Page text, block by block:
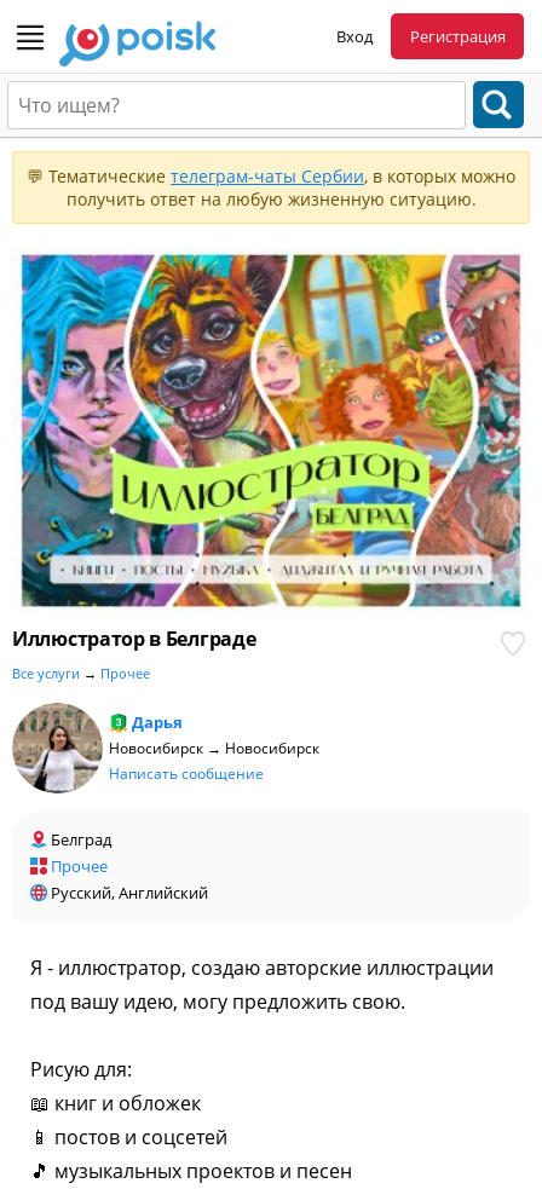
Вход Регистрация
💬 Тематические телеграм-чаты Сербии, в которых можно
получить ответ на любую жизненную ситуацию.
Иллюстратор в Белграде
Все услуги → Прочее
Дарья
Новосибирск → Новосибирск
Написать сообщение
Белград
Прочее
Русский, Английский
Я - иллюстратор, создаю авторские иллюстрации
под вашу идею, могу предложить свою.
Рисую для:
📖 книг и обложек
📱 постов и соцсетей
🎵 музыкальных проектов и песен